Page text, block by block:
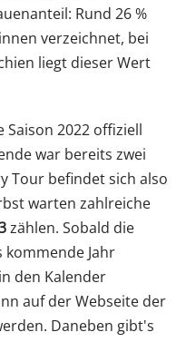
Rund 26 %
verzeichnet, bei
liegt dieser Wert
2022 offiziell
war bereits zwei
Tour befindet sich also
warten zahlreiche
zählen. Sobald die
Jahr
den Kalender
auf der Webseite der
Daneben gibt's